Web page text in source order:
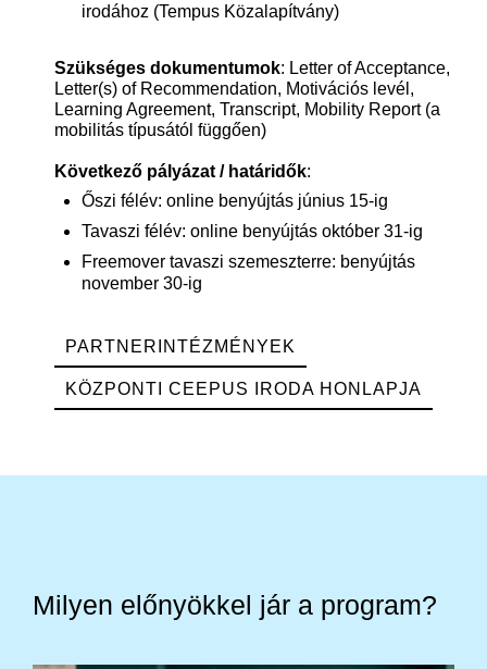
irodához (Tempus Közalapítvány)
Szükséges dokumentumok: Letter of Acceptance,
Letter(s) of Recommendation, Motivációs levél,
Learning Agreement, Transcript, Mobility Report (a
mobilitás típusától függően)
Következő pályázat / határidők:
Őszi félév: online benyújtás június 15-ig
Tavaszi félév: online benyújtás október 31-ig
Freemover tavaszi szemeszterre: benyújtás
november 30-ig
PARTNERINTÉZMÉNYEK
KÖZPONTI CEEPUS IRODA HONLAPJA
Milyen előnyökkel jár a program?